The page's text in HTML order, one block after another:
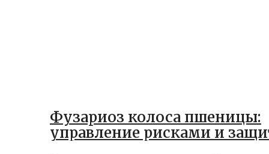
Фузариоз колоса пшеницы:
управление рисками и